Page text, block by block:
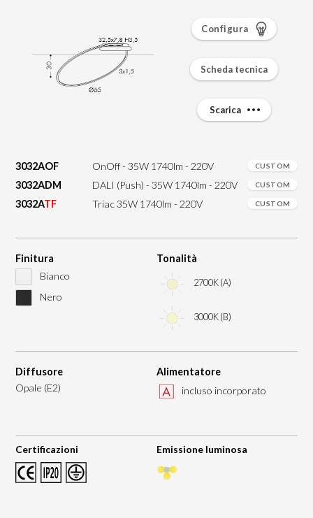
3032AOF OnOff - 35W 1740lm - 220V CUSTOM
3032ADM DALI (Push) - 35W 1740lm - 220V CUSTOM
3032ATF Triac 35W 1740lm - 220V CUSTOM
Finitura
Bianco
Nero
Tonalità
2700K (A)
3000K (B)
Diffusore
Opale (E2)
Alimentatore
incluso incorporato
Certificazioni Emissione luminosa
Configura
Scheda tecnica
Scarica